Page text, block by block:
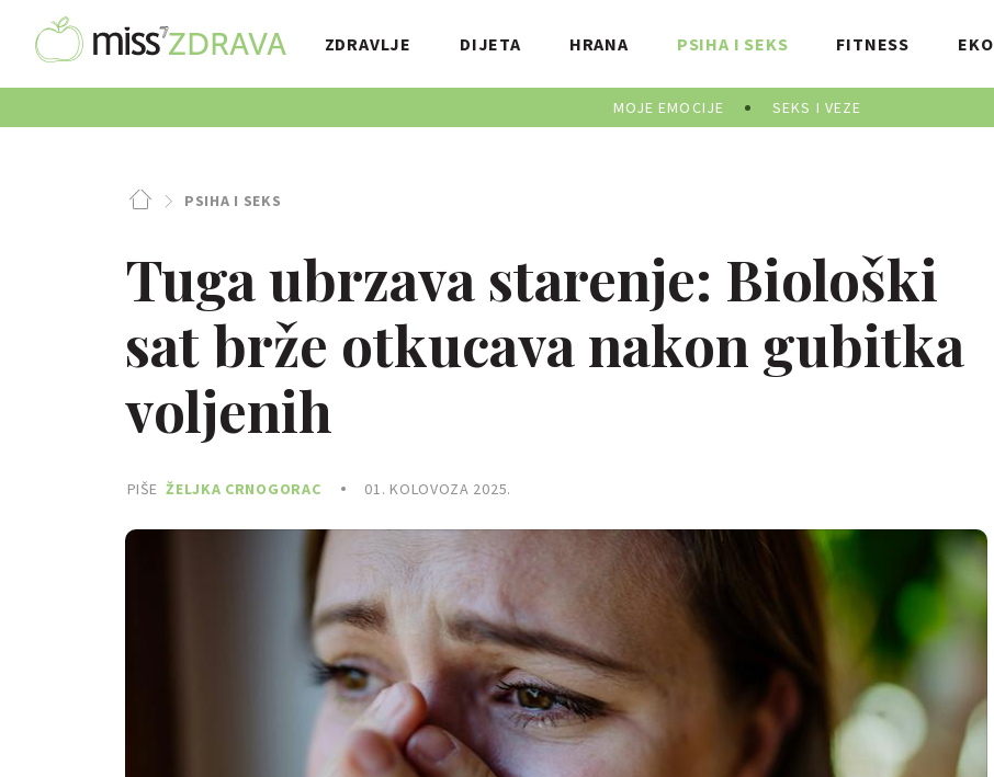
ZDRAVLJE DIJETA HRANA PSIHA I SEKS
MOJE EMOCIJE SEKS I VEZE
FITNESS EKO
PSIHA I SEKS
Tuga ubrzava starenje: Biološki
sat brže otkucava nakon gubitka
voljenih
PIŠE ŽELJKA CRNOGORAC 01. KOLOVOZA 2025.